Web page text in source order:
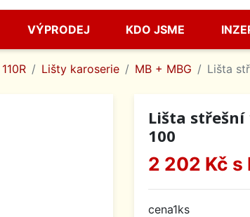
VÝPRODEJ KDO JSME
Lišty karoserie MB + MBG Lišta
Lišta střešní
100
2 202 Kč s
cena1ks